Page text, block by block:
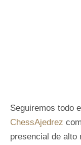
Seguiremos todo
ChessAjedrez
presencial de alto